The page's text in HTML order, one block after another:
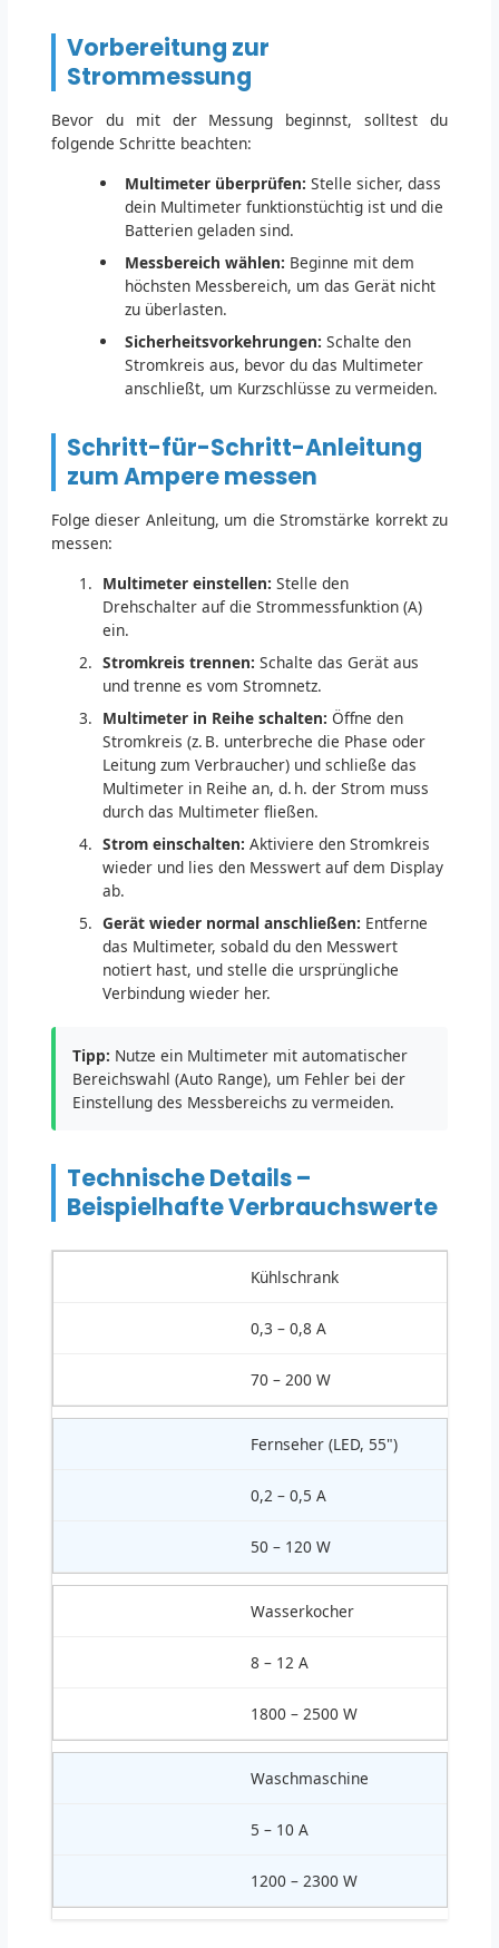
Vorbereitung zur
Strommessung
Bevor du mit der Messung beginnst, solltest du
folgende Schritte beachten:
Multimeter überprüfen: Stelle sicher, dass
dein Multimeter funktionstüchtig ist und die
Batterien geladen sind.
Messbereich wählen: Beginne mit dem
höchsten Messbereich, um das Gerät nicht
zu überlasten.
Sicherheitsvorkehrungen: Schalte den
Stromkreis aus, bevor du das Multimeter
anschließt, um Kurzschlüsse zu vermeiden.
Schritt-für-Schritt-Anleitung
zum Ampere messen
Folge dieser Anleitung, um die Stromstärke korrekt zu
messen:
Multimeter einstellen: Stelle den
Drehschalter auf die Strommessfunktion (A)
ein.
Stromkreis trennen: Schalte das Gerät aus
und trenne es vom Stromnetz.
Multimeter in Reihe schalten: Öffne den
Stromkreis (z. B. unterbreche die Phase oder
Leitung zum Verbraucher) und schließe das
Multimeter in Reihe an, d. h. der Strom muss
durch das Multimeter fließen.
Strom einschalten: Aktiviere den Stromkreis
wieder und lies den Messwert auf dem Display
ab.
Gerät wieder normal anschließen: Entferne
das Multimeter, sobald du den Messwert
notiert hast, und stelle die ursprüngliche
Verbindung wieder her.
Tipp: Nutze ein Multimeter mit automatischer
Bereichswahl (Auto Range), um Fehler bei der
Einstellung des Messbereichs zu vermeiden.
Technische Details –
Beispielhafte Verbrauchswerte
Kühlschrank
0,3 – 0,8 A
70 – 200 W
Fernseher (LED, 55")
0,2 – 0,5 A
50 – 120 W
Wasserkocher
8 – 12 A
1800 – 2500 W
Waschmaschine
5 – 10 A
1200 – 2300 W